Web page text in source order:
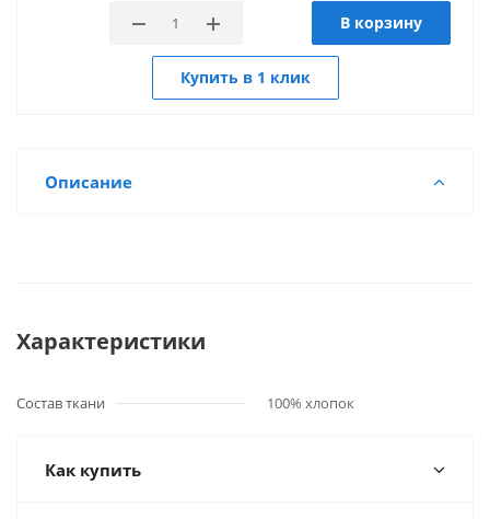
В корзину
Купить в 1 клик
Описание
Характеристики
Состав ткани 100% хлопок
Как купить